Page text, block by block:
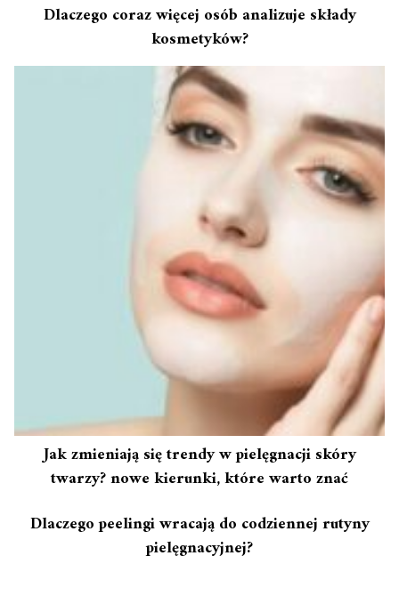
Dlaczego coraz więcej osób analizuje składy
kosmetyków?
Jak zmieniają się trendy w pielęgnacji skóry
twarzy? nowe kierunki, które warto znać
Dlaczego peelingi wracają do codziennej rutyny
pielęgnacyjnej?